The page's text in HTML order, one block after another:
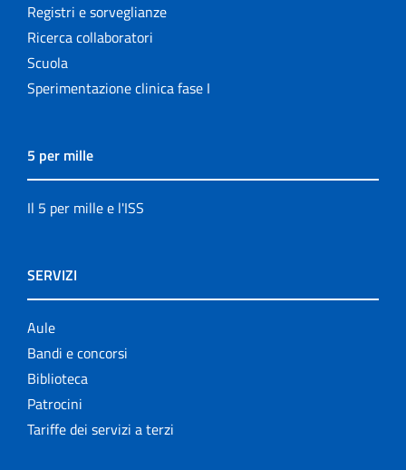
Registri e sorveglianze
Ricerca collaboratori
Scuola
Sperimentazione clinica fase I
5 per mille
Il 5 per mille e l'ISS
SERVIZI
Aule
Bandi e concorsi
Biblioteca
Patrocini
Tariffe dei servizi a terzi